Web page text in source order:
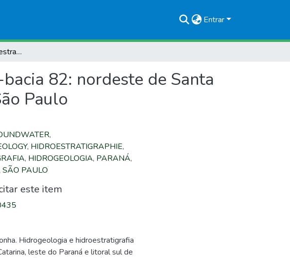
Entrar
Hidrogeologia e hidroestratigrafia da Sub-bacia 82: nordeste de Santa Catarina, leste do Paraná e litoral sul de São Paulo
82: nordeste de Santa
Paulo
,
, HIDROESTRATIGRAPHIE,
, HIDROGEOLOGIA, PARANÁ,
SÃO PAULO
este item
Hidrogeologia e hidroestratigrafia
leste do Paraná e litoral sul de